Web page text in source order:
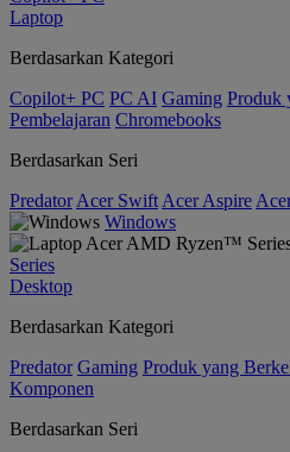
Laptop
Berdasarkan Kategori
Copilot+ PC PC AI Gaming Produk
Pembelajaran Chromebooks
Berdasarkan Seri
Predator Acer Swift Acer Aspire
Windows
Series
Desktop
Berdasarkan Kategori
Predator Gaming Produk yang
Komponen
Berdasarkan Seri